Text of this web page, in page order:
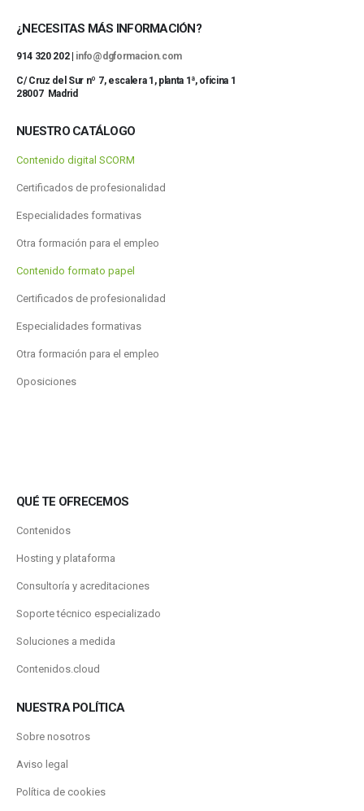
¿NECESITAS MÁS INFORMACIÓN?
914 320 202 | info@dgformacion.com
C/ Cruz del Sur nº 7, escalera 1, planta 1ª, oficina 1
28007 Madrid
NUESTRO CATÁLOGO
Contenido digital SCORM
Certificados de profesionalidad
Especialidades formativas
Otra formación para el empleo
Contenido formato papel
Certificados de profesionalidad
Especialidades formativas
Otra formación para el empleo
Oposiciones
QUÉ TE OFRECEMOS
Contenidos
Hosting y plataforma
Consultoría y acreditaciones
Soporte técnico especializado
Soluciones a medida
Contenidos.cloud
NUESTRA POLÍTICA
Sobre nosotros
Aviso legal
Política de cookies